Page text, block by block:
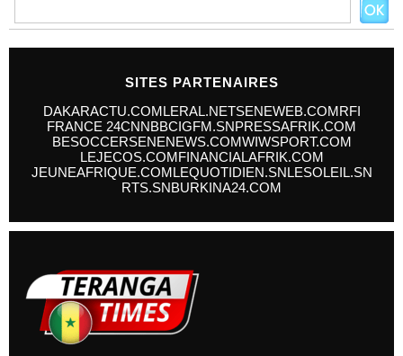
SITES PARTENAIRES
DAKARACTU.COMLERAL.NETSENEWEB.COMRFI
FRANCE 24CNNBBCIGFM.SNPRESSAFRIK.COM
BESOCCERSENENEWS.COMWIWSPORT.COM
LEJECOS.COMFINANCIALAFRIK.COM
JEUNEAFRIQUE.COMLEQUOTIDIEN.SNLESOLEIL.SN
RTS.SNBURKINA24.COM